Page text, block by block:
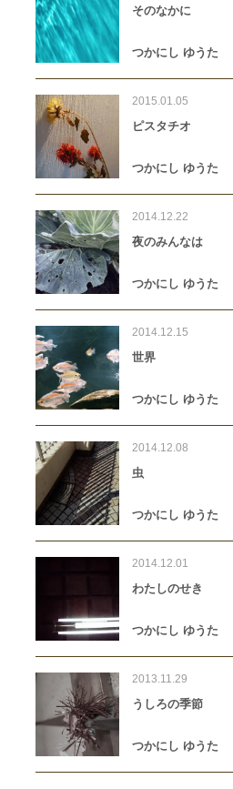
そのなかに
つかにし ゆうた
2015.01.05
ピスタチオ
つかにし ゆうた
2014.12.22
夜のみんなは
つかにし ゆうた
2014.12.15
世界
つかにし ゆうた
2014.12.08
虫
つかにし ゆうた
2014.12.01
わたしのせき
つかにし ゆうた
2013.11.29
うしろの季節
つかにし ゆうた